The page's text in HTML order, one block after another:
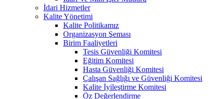
İdari Hizmetler
Kalite Yönetimi
Kalite Politikamız
Organizasyon Şeması
Birim Faaliyetleri
Tesis Güvenliği Komitesi
Eğitim Komitesi
Hasta Güvenliği Komitesi
Çalışan Sağlığı ve Güvenliği Komitesi
Kalite İyileştirme Komitesi
Öz Değerlendirme